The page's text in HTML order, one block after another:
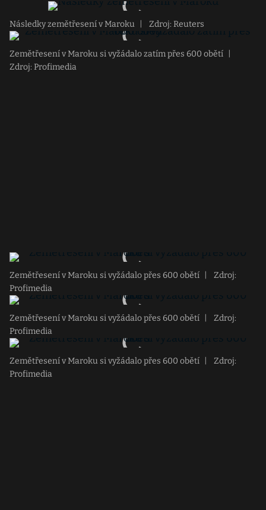
Následky zemětřesení v Maroku Zdroj: Reuters
Zemětřesení v Maroku si vyžádalo zatím přes 600 obětí
Zdroj: Profimedia
Zemětřesení v Maroku si vyžádalo přes 600 obětí
Zdroj:
Profimedia
Zemětřesení v Maroku si vyžádalo přes 600 obětí
Zdroj:
Profimedia
Zemětřesení v Maroku si vyžádalo přes 600 obětí
Zdroj:
Profimedia